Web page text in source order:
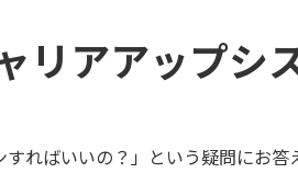
リアアップシ
ればいいの？」という疑問にお答